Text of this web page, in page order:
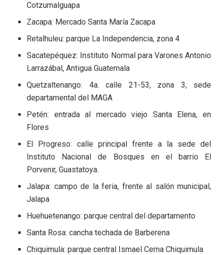
Cotzumalguapa
Zacapa: Mercado Santa María Zacapa
Retalhuleu: parque La Independencia, zona 4
Sacatepéquez: Instituto Normal para Varones Antonio
Larrazábal, Antigua Guatemala
Quetzaltenango: 4a. calle 21-53, zona 3, sede
departamental del MAGA
Petén: entrada al mercado viejo Santa Elena, en
Flores
El Progreso: calle principal frente a la sede del
Instituto Nacional de Bosques en el barrio El
Porvenir, Guastatoya.
Jalapa: campo de la feria, frente al salón municipal,
Jalapa
Huehuetenango: parque central del departamento
Santa Rosa: cancha techada de Barberena
Chiquimula: parque central Ismael Cerna Chiquimula